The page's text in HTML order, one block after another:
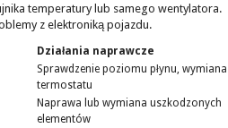
temperatury lub samego wentylatora.
z elektroniką pojazdu.
Działania naprawcze
Sprawdzenie poziomu płynu, wymiana
termostatu
Naprawa lub wymiana uszkodzonych
elementów